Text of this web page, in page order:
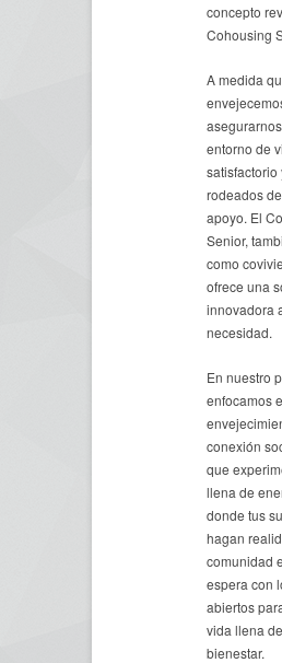
concepto
Cohousing
A medida
entorno de
satisfactorio
rodeados
apoyo. El
Senior,
como
ofrece una
innovadora
necesidad.
En nuestro
enfocamos
conexión
que
llena de
donde tus
hagan
comunidad
espera con
abiertos
vida llena
bienestar.